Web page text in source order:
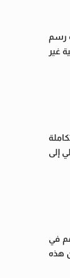
رسم
غير
إلى
في
هذه